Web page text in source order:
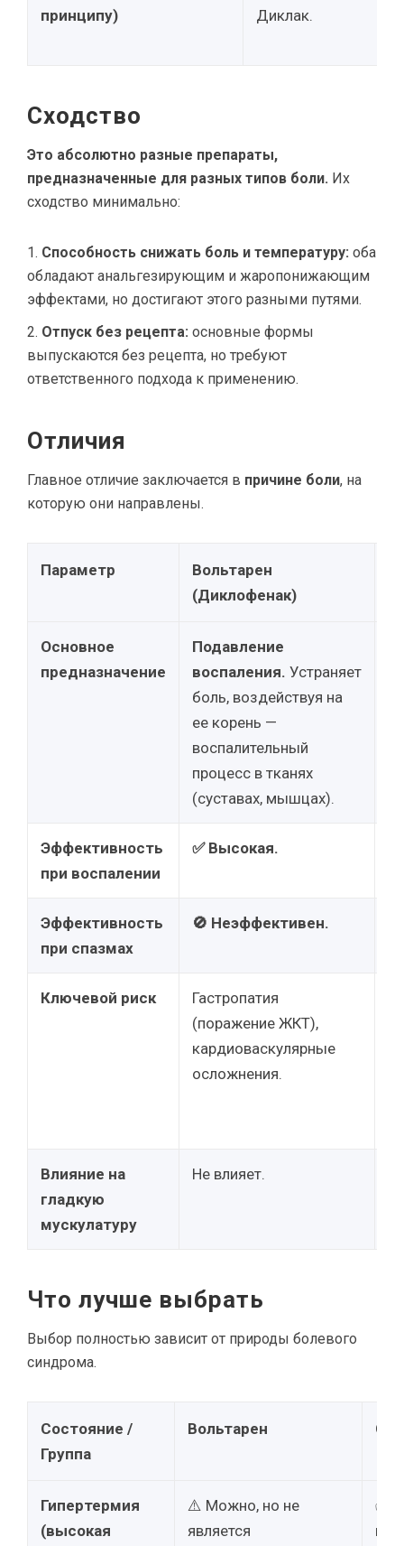
принципу) Диклак.
Сходство
Это абсолютно разные препараты,
предназначенные для разных типов боли. Их
сходство минимально:
Способность снижать боль и температуру: оба
обладают анальгезирующим и жаропонижающим
эффектами, но достигают этого разными путями.
Отпуск без рецепта: основные формы
выпускаются без рецепта, но требуют
ответственного подхода к применению.
Отличия
Главное отличие заключается в причине боли, на
которую они направлены.
Параметр
Вольтарен
(Диклофенак)
Основное
предназначение
Подавление
воспаления. Устраняет
боль, воздействуя на
ее корень —
воспалительный
процесс в тканях
(суставах, мышцах).
Эффективность
при воспалении
✅ Высокая.
Эффективность
при спазмах
🚫 Неэффективен.
Ключевой риск
Гастропатия
(поражение ЖКТ),
кардиоваскулярные
осложнения.
Влияние на
гладкую
мускулатуру
Не влияет.
Что лучше выбрать
Выбор полностью зависит от природы болевого
синдрома.
Состояние /
Группа
Вольтарен
Гипертермия
(высокая
⚠️ Можно, но не
является
✅